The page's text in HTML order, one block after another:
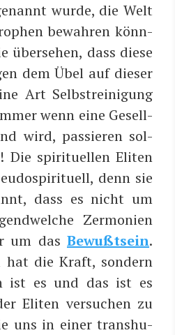
wur­de, die Welt
bewah­ren könn­
über­se­hen, dass die­se
dem Übel auf die­ser
Art Selbst­rei­ni­gung
wenn eine Gesell­
wird, pas­sie­ren sol­
Die spi­ri­tu­el­len Eli­ten
denn sie
dass es nicht um
Zer­mo­nien
um das Bewußt­sein.
hat die Kraft, son­dern
ist es und das ist es
Eli­ten ver­su­chen zu
uns in einer trans­hu­